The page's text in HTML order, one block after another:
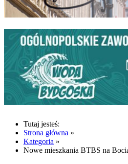
Tutaj jesteś:
Strona główna »
Kategoria »
Nowe mieszkania BTBS na